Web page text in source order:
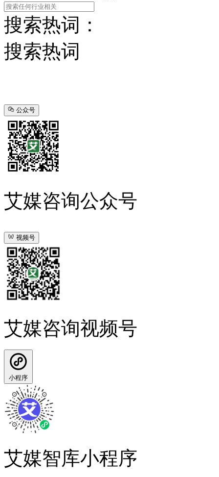
搜索热词：
搜索热词
公众号
艾媒咨询公众号
视频号
艾媒咨询视频号
小程序
艾媒智库小程序